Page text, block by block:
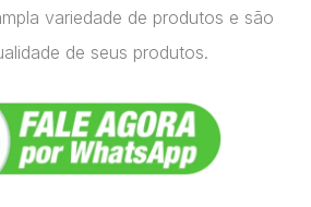
variedade de produtos e são
de seus produtos.